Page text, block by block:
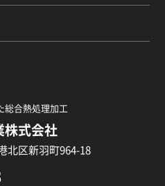
総合熱処理加工
株式会社
北区新羽町964-18